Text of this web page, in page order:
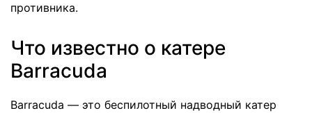
противника.
Что известно о катере
Barracuda
Barracuda — это беспилотный надводный катер